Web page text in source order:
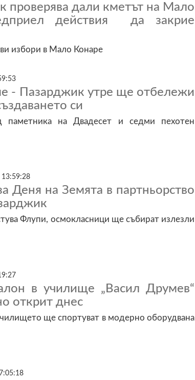
дали кметът на Мало
действия да закрие
избори в Мало Конаре
- Пазарджик утре ще отбележи
си
паметника на Двадесет и седми пехотен
13:59:28
Деня на Земята в партньорство
Флупи, осмокласници ще събират излезли
в училище „Васил Друмев“
открит днес
ще спортуват в модерно оборудвана